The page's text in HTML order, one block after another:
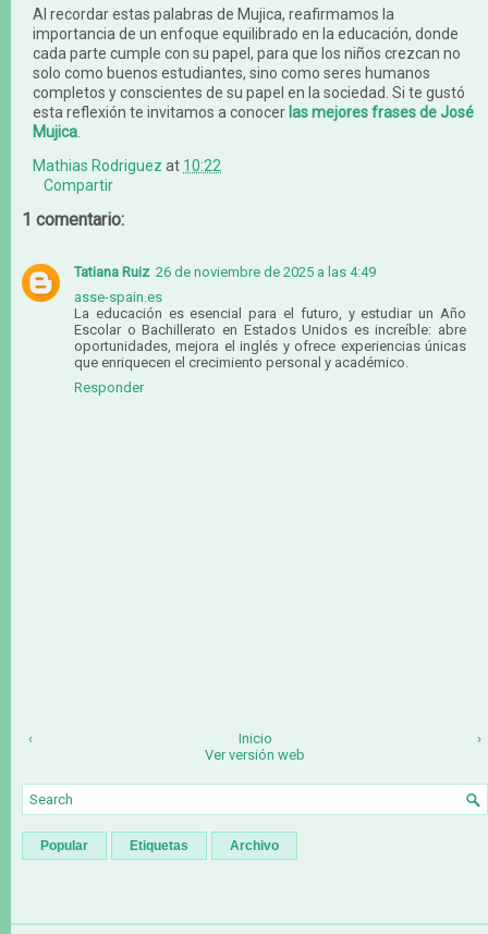
Al recordar estas palabras de Mujica, reafirmamos la
importancia de un enfoque equilibrado en la educación, donde
cada parte cumple con su papel, para que los niños crezcan no
solo como buenos estudiantes, sino como seres humanos
completos y conscientes de su papel en la sociedad. Si te gustó
esta reflexión te invitamos a conocer las mejores frases de José
Mujica
Mathias Rodriguez at 10:22
Compartir
1 comentario:
Tatiana Ruiz 26 de noviembre de 2025 a las 4:49
asse-spain.es
La educación es esencial para el futuro, y estudiar un Año
Escolar o Bachillerato en Estados Unidos es increíble: abre
oportunidades, mejora el inglés y ofrece experiencias únicas
que enriquecen el crecimiento personal y académico.
Responder
‹ ›
Inicio
Ver versión web
Popular Etiquetas Archivo